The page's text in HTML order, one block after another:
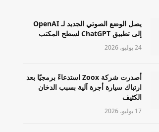
يصل الوضع الصوتي الجديد لـ OpenAI
إلى تطبيق ChatGPT لسطح المكتب
24 يوليو، 2026
أصدرت شركة Zoox استدعاءً برمجيًا بعد
ارتباك سيارة أجرة آلية بسبب الدخان
الكثيف
17 يوليو، 2026